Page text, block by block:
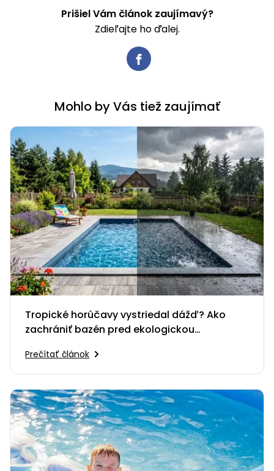
Prišiel Vám článok zaujímavý?
Zdieľajte ho ďalej.
Mohlo by Vás tiež zaujímať
Tropické horúčavy vystriedal dážď? Ako
zachrániť bazén pred ekologickou
Prečítať článok